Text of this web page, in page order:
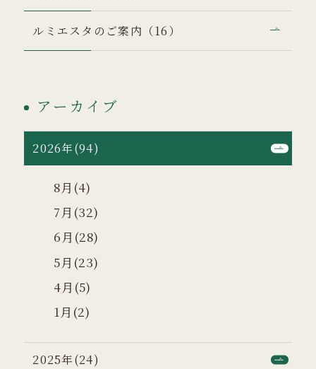
ルミエスタのご案内（16）
アーカイブ
2026年(94)
8月(4)
7月(32)
6月(28)
5月(23)
4月(5)
1月(2)
2025年(24)